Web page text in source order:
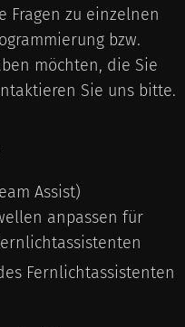
Fragen zu einzelnen
bzw.
möchten, die Sie
Sie uns bitte.
Assist)
anpassen für
Fernlichtassistenten